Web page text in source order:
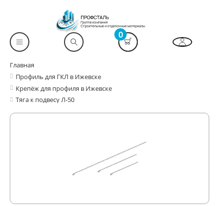
0
Главная
Профиль для ГКЛ в Ижевске
Крепёж для профиля в Ижевске
Тяга к подвесу Л-50